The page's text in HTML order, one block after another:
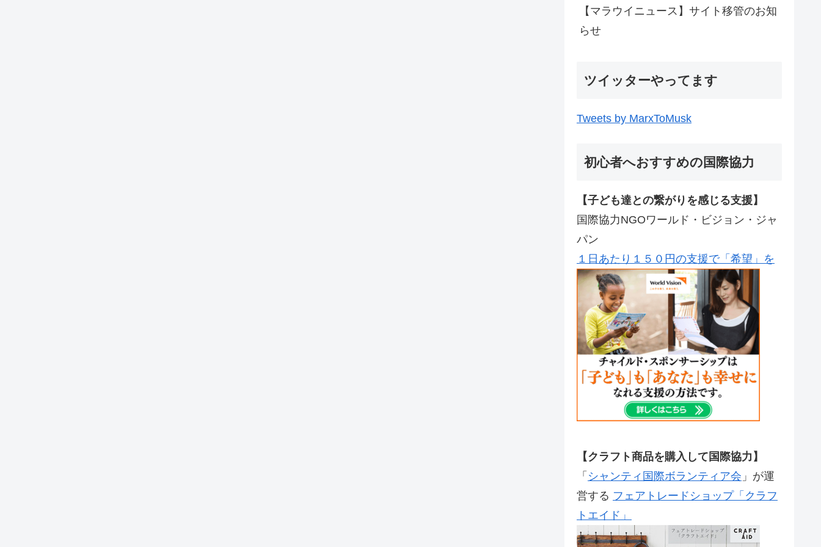
【マラウイニュース】サイト移管のお知
らせ
ツイッターやってます
Tweets by MarxToMusk
初心者へおすすめの国際協力
【子ども達との繋がりを感じる支援】
国際協力NGOワールド・ビジョン・ジャ
パン
１日あたり１５０円の支援で「希望」を
【クラフト商品を購入して国際協力】
「 シャンティ国際ボランティア会 」が運
営する フェアトレードショップ「クラフ
トエイド」